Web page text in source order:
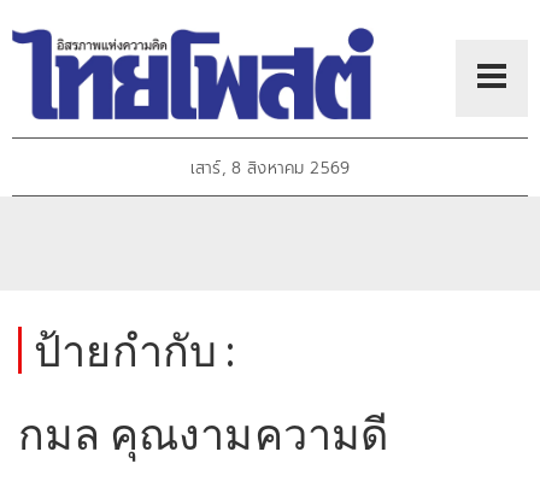
เสาร์, 8 สิงหาคม 2569
ป้ายกำกับ :
กมล คุณงามความดี